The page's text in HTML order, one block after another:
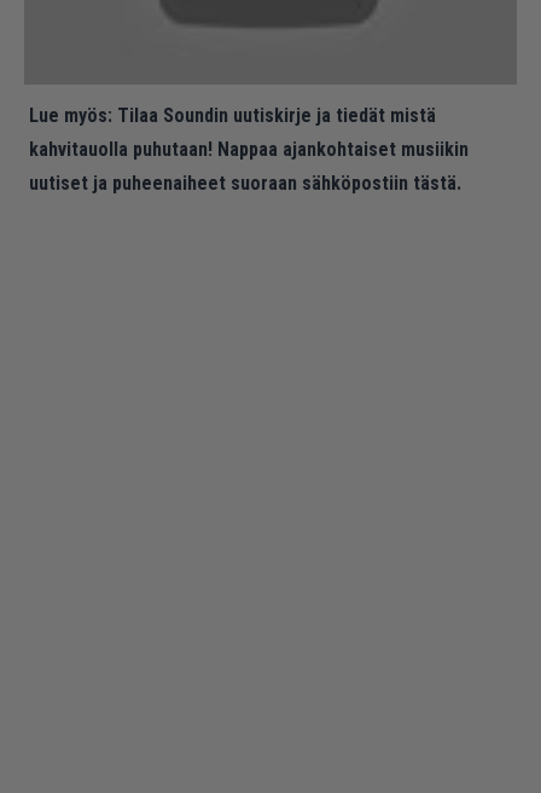
Lue myös: Tilaa Soundin uutiskirje ja tiedät mistä
kahvitauolla puhutaan! Nappaa ajankohtaiset musiikin
uutiset ja puheenaiheet suoraan sähköpostiin tästä.